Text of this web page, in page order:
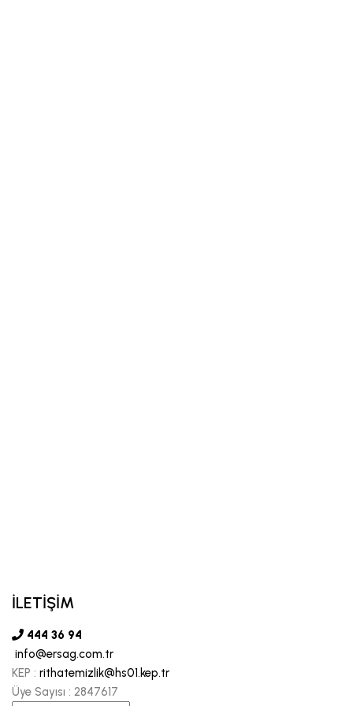
İLETİŞİM
444 36 94
info@ersag.com.tr
KEP : rithatemizlik@hs01.kep.tr
Üye Sayısı : 2847617